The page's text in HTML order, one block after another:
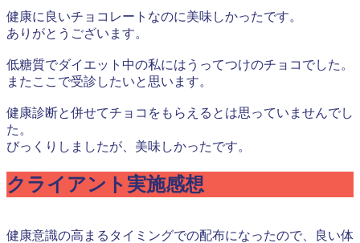
健康に良いチョコレートなのに美味しかったです。
ありがとうございます。
低糖質でダイエット中の私にはうってつけのチョコでした。
またここで受診したいと思います。
健康診断と併せてチョコをもらえるとは思っていませんでし
た。
びっくりしましたが、美味しかったです。
クライアント実施感想
健康意識の高まるタイミングでの配布になったので、良い体